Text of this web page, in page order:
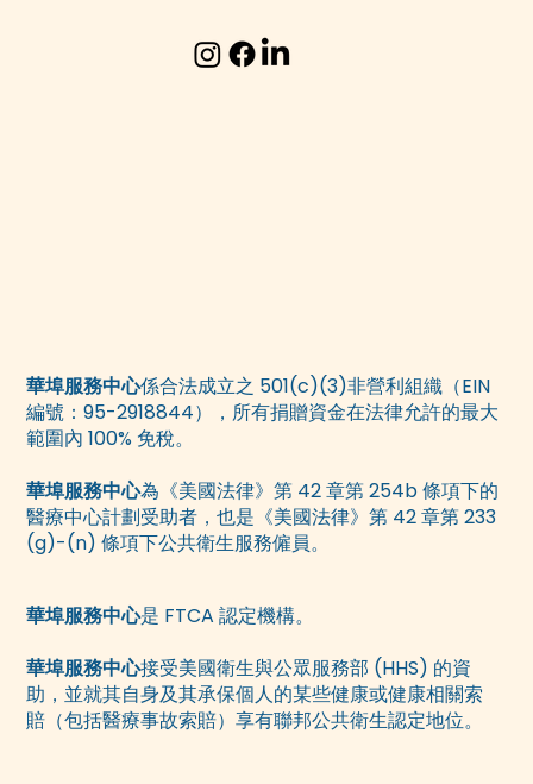
華埠服務中心係合法成立之 501(c)(3)非營利組織（EIN
編號：95-2918844），所有捐贈資金在法律允許的最大
範圍內 100% 免稅。
華埠服務中心為《美國法律》第 42 章第 254b 條項下的
醫療中心計劃受助者，也是《美國法律》第 42 章第 233
(g)-(n) 條項下公共衛生服務僱員。
華埠服務中心是 FTCA 認定機構。
華埠服務中心接受美國衛生與公眾服務部 (HHS) 的資
助，並就其自身及其承保個人的某些健康或健康相關索
賠（包括醫療事故索賠）享有聯邦公共衛生認定地位。